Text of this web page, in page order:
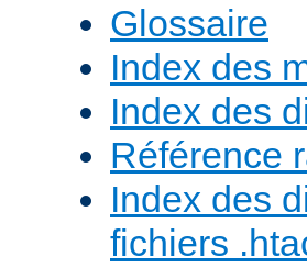
Glossaire
Index des
Index des
Référence
Index des
fichiers